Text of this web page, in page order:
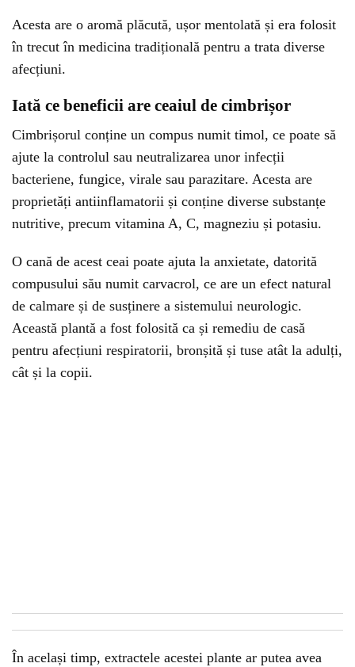
Acesta are o aromă plăcută, ușor mentolată și era folosit
în trecut în medicina tradițională pentru a trata diverse
afecțiuni.
Iată ce beneficii are ceaiul de cimbrișor
Cimbrișorul conține un compus numit timol, ce poate să
ajute la controlul sau neutralizarea unor infecții
bacteriene, fungice, virale sau parazitare. Acesta are
proprietăți antiinflamatorii și conține diverse substanțe
nutritive, precum vitamina A, C, magneziu și potasiu.
O cană de acest ceai poate ajuta la anxietate, datorită
compusului său numit carvacrol, ce are un efect natural
de calmare și de susținere a sistemului neurologic.
Această plantă a fost folosită ca și remediu de casă
pentru afecțiuni respiratorii, bronșită și tuse atât la adulți,
cât și la copii.
În același timp, extractele acestei plante ar putea avea